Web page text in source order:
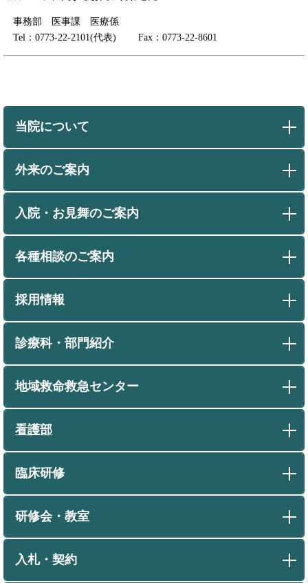
事務部 医事課 医療係
Tel：0773-22-2101(代表) Fax：0773-22-8601
当院について
外来のご案内
入院・お見舞のご案内
各種相談のご案内
採用情報
診療科・部門紹介
地域救命救急センター
看護部
臨床研修
研修会・教室
入札・契約